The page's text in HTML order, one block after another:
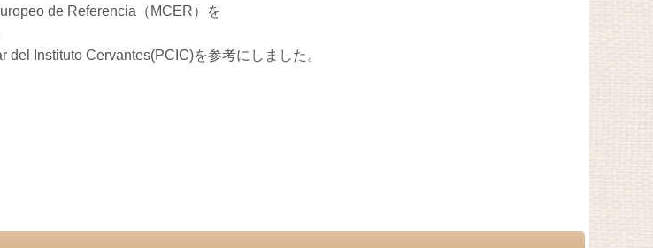
de Referencia（MCER）を
Instituto Cervantes(PCIC)を参考にしました。